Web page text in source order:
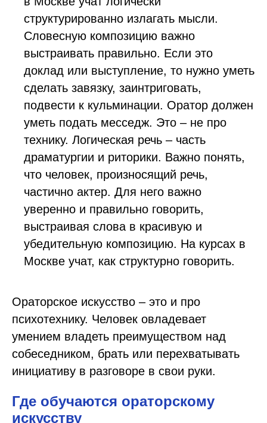
структурированно излагать мысли.
Словесную композицию важно
выстраивать правильно. Если это
доклад или выступление, то нужно уметь
сделать завязку, заинтриговать,
подвести к кульминации. Оратор должен
уметь подать месседж. Это – не про
технику. Логическая речь – часть
драматургии и риторики. Важно понять,
что человек, произносящий речь,
частично актер. Для него важно
уверенно и правильно говорить,
выстраивая слова в красивую и
убедительную композицию. На курсах в
Москве учат, как структурно говорить.
Ораторское искусство – это и про
психотехнику. Человек овладевает
умением владеть преимуществом над
собеседником, брать или перехватывать
инициативу в разговоре в свои руки.
Где обучаются ораторскому
искусству